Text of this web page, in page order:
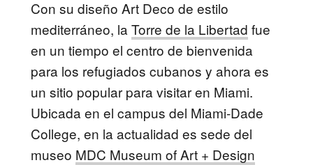
Con su diseño Art Deco de estilo
mediterráneo, laTorre de la Libertad fue
en un tiempo el centro de bienvenida
para los refugiados cubanos y ahora es
un sitio popular para visitar en Miami.
Ubicada en el campus del Miami-Dade
College, en la actualidad es sede del
museo MDC Museum of Art + Design